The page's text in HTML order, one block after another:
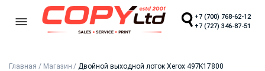
+7 (700) 768-62-12
+7 (727) 346-87-51
Главная / Магазин / Двойной выходной лоток Xerox 497K17800